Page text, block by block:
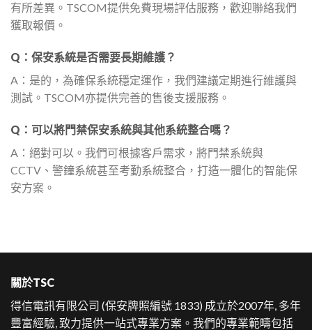
有所差異。TSCOM提供免費現場評估服務，歡迎聯絡我們
獲取報價。
Q：保安系統是否需要長期維護？
A：是的，為確保系統穩定運作，我們建議定期進行維護與
測試。TSCOM亦提供完善的售後支援服務。
Q：可以將門禁保安系統與其他系統整合嗎？
A：絕對可以。我們可根據客戶需求，將門禁系統與
CCTV、警鐘系統甚至考勤系統整合，打造一體化的智能保
安方案。
關於TSC
得信電訊有限公司 (保安牌照編號 1833) 成立於2007年, 多年
豐富經驗, 致力提供一站式專業方案。 我們的專業範疇包括